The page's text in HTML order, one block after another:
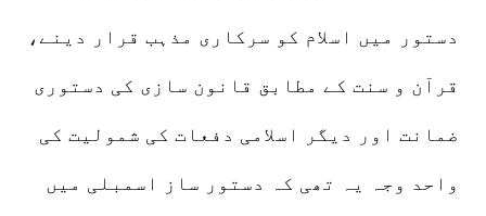
دستور میں اسلام کو سرکاری مذہب قرار دینے،
قرآن و سنت کے مطابق قانون سازی کی دستوری
ضمانت اور دیگر اسلامی دفعات کی شمولیت کی
واحد وجہ یہ تھی کہ دستور ساز اسمبلی میں